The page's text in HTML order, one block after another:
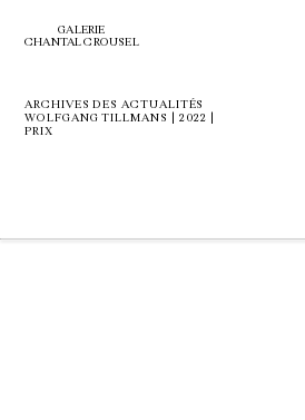
GALERIE
CHANTAL CROUSEL
ARCHIVES DES ACTUALITÉS
WOLFGANG TILLMANS | 2022 |
PRIX